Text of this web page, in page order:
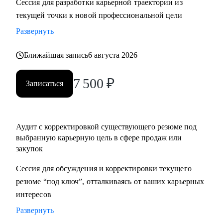
нетворкинг для построения карьеры на текущей позиции и
• Успешные смены работы моих менти: Авито, Mars,
Henkel, BIC, Royal Canin, Яндекс, Beiersdorf, Danone.
С чем помогу:
• Оценка текущего положения и совместный поиск разных
закупках, в том числе для перехода в другие сегменты
• Составление резюме или корректировка существующего
(это ваша история, поэтому лучше, если автор вы)
• Подготовка к собеседованию на разных этапах (рекрутер,
внутренний HR, нанимающий менеджер, руководитель
компании - разные подходы)
Сессия для разработки карьерной траектории из
текущей точки к новой профессиональной цели
Развернуть
Ближайшая запись6 августа 2026
Записаться 7 500 ₽
Аудит с корректировкой существующего резюме под
выбранную карьерную цель в сфере продаж или
закупок
Сессия для обсуждения и корректировки текущего
резюме “под ключ”, отталкиваясь от ваших карьерных
интересов
Развернуть